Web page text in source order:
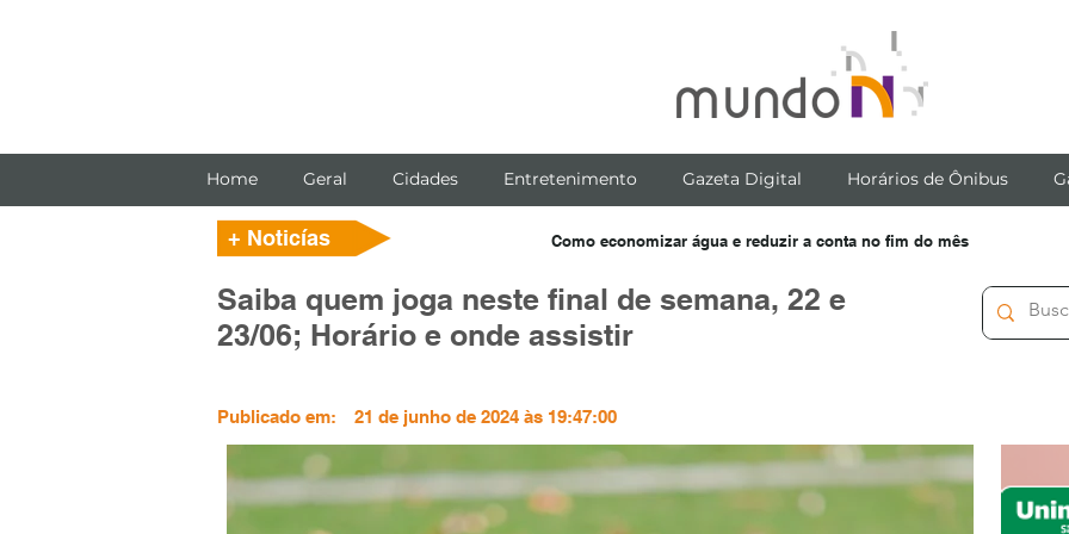
Home Geral Cidades Entretenimento Gazeta Digital Horários de Ônibus
Como economizar água e reduzir a conta no fim do mês
+ Noticías
Saiba quem joga neste final de semana, 22 e
23/06; Horário e onde assistir
Publicado em: 21 de junho de 2024 às 19:47:00